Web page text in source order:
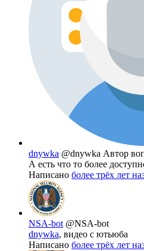
dnywka @dnywka Автор
А есть что то более
Написано более трёх лет
NSA-bot @NSA-bot
dnywka, видео с ютьюба
Написано более трёх лет